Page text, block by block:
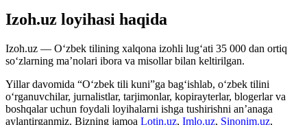
Izoh.uz loyihasi haqida
Izoh.uz — O‘zbek tilining xalqona izohli lug‘ati 35 000 dan ortiq
so‘zlarning ma’nolari ibora va misollar bilan keltirilgan.
Yillar davomida “O‘zbek tili kuni”ga bag‘ishlab, o‘zbek tilini
o‘rganuvchilar, jurnalistlar, tarjimonlar, kopirayterlar, blogerlar va
boshqalar uchun foydali loyihalarni ishga tushirishni an’anaga
aylantirganmiz. Bizning jamoa Lotin.uz, Imlo.uz, Sinonim.uz,